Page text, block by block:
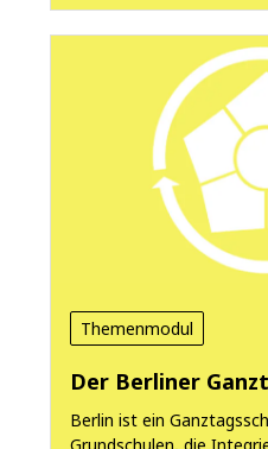
Themenmodul
Der Berliner
Berlin ist ein